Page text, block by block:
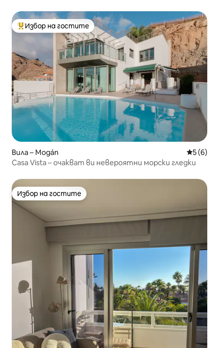
Най-популярен избор на гостите
Избор на гостите
Вила – Mogán Средна
5 (6)
Casa Vista – очакват ви невероятни морски гледки
Избор на гостите
Избор на гостите